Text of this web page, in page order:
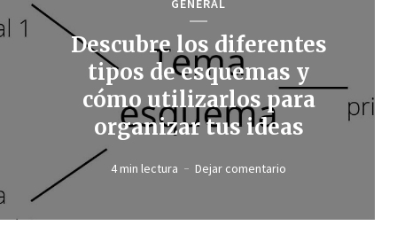
GENERAL
Descubre los diferentes
tipos de esquemas y
cómo utilizarlos para
organizar tus ideas
4 min lectura Dejar comentario